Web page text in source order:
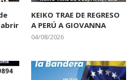
abrir
KEIKO TRAE DE REGRESO
A PERÚ A GIOVANNA
04/08/2026